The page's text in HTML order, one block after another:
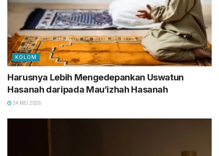
KOLOM
Harusnya Lebih Mengedepankan Uswatun
Hasanah daripada Mau‘izhah Hasanah
24 MEI 2026